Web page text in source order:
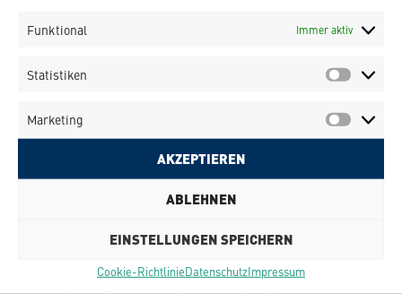
Funktional Immer aktiv
Statistiken
Marketing
AKZEPTIEREN
ABLEHNEN
EINSTELLUNGEN SPEICHERN
Cookie-RichtlinieDatenschutzImpressum
+49 (0)36259 300 99
info-kesp@kurtzersa.de
Kurtz Ersa Smart Production GmbH
99880 Waltershausen / OT Schwarzhausen